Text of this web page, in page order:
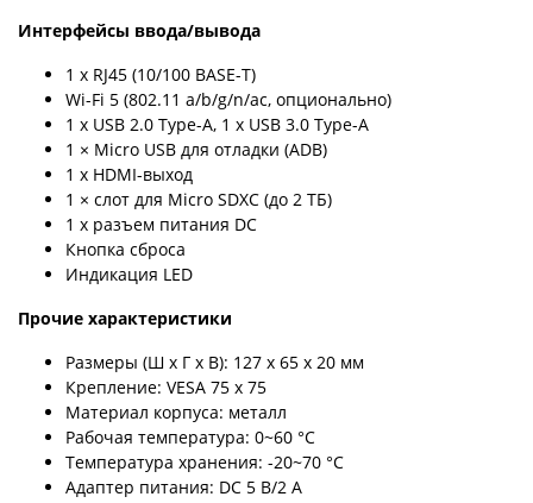
Интерфейсы ввода/вывода
1 x RJ45 (10/100 BASE-T)
Wi-Fi 5 (802.11 a/b/g/n/ac, опционально)
1 x USB 2.0 Type-А, 1 x USB 3.0 Type-А
1 × Micro USB для отладки (ADB)
1 x HDMI-выход
1 × слот для Micro SDXC (до 2 ТБ)
1 x разъем питания DC
Кнопка сброса
Индикация LED
Прочие характеристики
Размеры (Ш х Г х В): 127 х 65 х 20 мм
Крепление: VESA 75 х 75
Материал корпуса: металл
Рабочая температура: 0~60 °C
Температура хранения: -20~70 °C
Адаптер питания: DC 5 В/2 А